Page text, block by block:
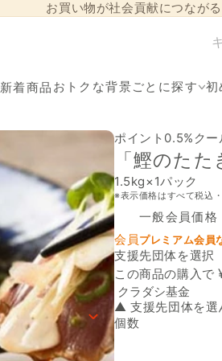
お買い物が社会貢献につなが
新着商品 おトクな背景ごとに探す 初
ポイント0.5% ク
「鰹のたた
1.5kg×1パック
※表示価格はすべて税込
一般会員価格
会員プレミアム会員
支援先団体を選択
この商品の購入で
支援先団体
▲ 支援先団体を選
個数「鰹のたたき」の